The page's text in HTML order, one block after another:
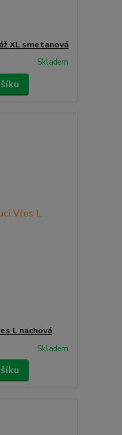
XL smetanová
Skladem
L nachová
Skladem